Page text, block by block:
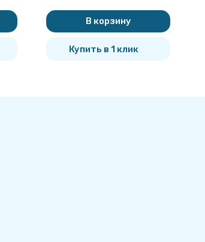
В корзину
Купить в 1 клик